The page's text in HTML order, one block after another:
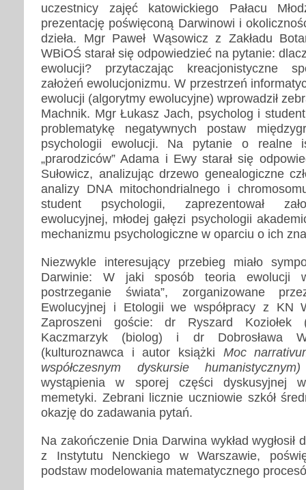
uczestnicy zajęć katowickiego Pałacu
prezentację poświęconą Darwinowi i
dzieła. Mgr Paweł Wąsowicz z Zakładu
WBiOŚ starał się odpowiedzieć na pytanie:
ewolucji? przytaczając kreacjonistyczne
założeń ewolucjonizmu. W przestrzeń
ewolucji (algorytmy ewolucyjne) wprowadził
Machnik. Mgr Łukasz Jach, psycholog i
problematykę negatywnych postaw
psychologii ewolucji. Na pytanie o realne
„prarodziców” Adama i Ewy starał się
Sułowicz, analizując drzewo genealogiczne
analizy DNA mitochondrialnego i
student psychologii, zaprezentował
ewolucyjnej, młodej gałęzi psychologii
mechanizmu psychologiczne w oparciu o ich
Niezwykle interesujący przebieg miało
Darwinie: W jaki sposób teoria ewolucji
postrzeganie świata”, zorganizowane
Ewolucyjnej i Etologii we współpracy z KN
Zaproszeni goście: dr Ryszard Koziołek
Kaczmarzyk (biolog) i dr Dobrosława
(kulturoznawca i autor książki Moc
współczesnym dyskursie humanistycznym)
wystąpienia w sporej części dyskusyjnej
memetyki. Zebrani licznie uczniowie szkół
okazję do zadawania pytań.
Na zakończenie Dnia Darwina wykład wygłosił
z Instytutu Nenckiego w Warszawie,
podstaw modelowania matematycznego